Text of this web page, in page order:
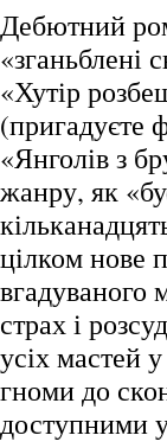
Дебютний
«зганьблені
«Хутір
(пригадуєте
«Янголів з
жанру, як
цілком нове
вгадуваного
страх і
усіх мастей
гноми до
доступними